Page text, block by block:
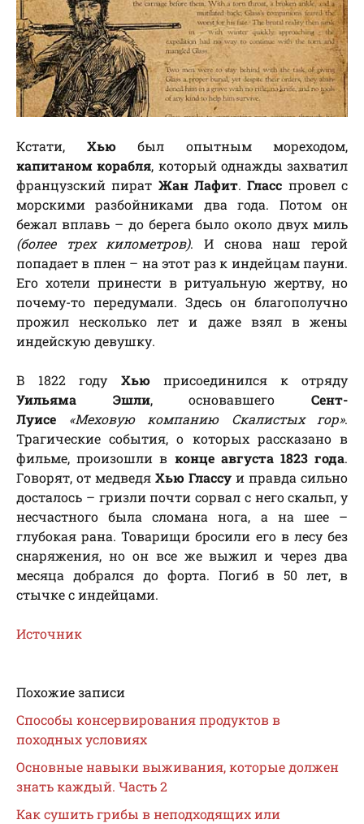
Кстати, Хьюбыл опытным мореходом,
капитаном корабля, который однажды захватил
французский пират Жан Лафит.Гласс провел с
морскими разбойниками два года. Потом он
бежал вплавь – до берега было около двух миль
(более трех километров). И снова наш герой
попадает в плен – на этот раз к индейцам пауни.
Его хотели принести в ритуальную жертву, но
почему-то передумали. Здесь он благополучно
прожил несколько лет и даже взял в жены
индейскую девушку.
В 1822 году Хьюприсоединился к отряду
Уильяма Эшли, основавшегоСент-
Луисе
«Меховую компанию Скалистых гор».
Трагические события, о которых рассказано в
фильме, произошли в конце августа 1823 года.
Говорят, от медведя Хью Глассу и правда сильно
досталось – гризли почти сорвал с него скальп, у
несчастного была сломана нога, а на шее –
глубокая рана. Товарищи бросили его в лесу без
снаряжения, но он все же выжил и через два
месяца добрался до форта. Погиб в 50 лет, в
стычке с индейцами.
Источник
Похожие записи
Способы консервирования продуктов в
походных условиях
Основные навыки выживания, которые должен
знать каждый. Часть 2
Как сушить грибы в неподходящих или